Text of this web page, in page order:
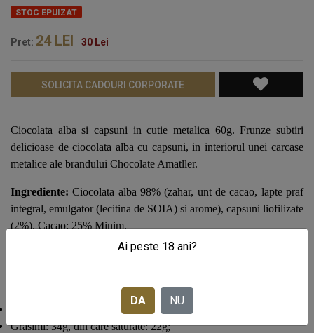
STOC EPUIZAT
Pret: 24LEI 30 Lei
SOLICITA CADOURI CORPORATE
Ciocolata alba si capsuni in cutie metalica 60g.Frunze subtiri
delicioase de ciocolata alba cu capsuni, in interiorul unei carcase
metalice ale brandului Chocolate Amatller.
Ingrediente: Ciocolata alba 98% (zahar, unt de cacao, lapte praf
integral, emulgator (lecitina de SOIA) si arome), capsuni liofilizate
(2%). Cacao: 25% Minim.
Poate contine urme de NUCI.
Valoare energetica: 2329Kj/558kcal;
Grasimi: 34g, din care saturate: 22g;
Ai peste 18 ani?
DA NU